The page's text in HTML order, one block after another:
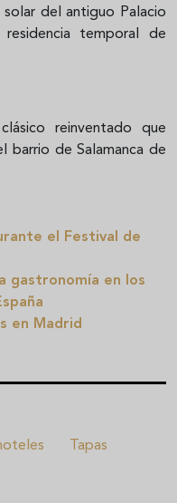
del antiguo Palacio
temporal de
reinventado que
barrio de Salamanca de
el Festival de
gastronomía en los
en Madrid
Tapas